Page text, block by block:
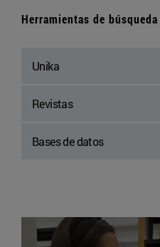
Herramientas de búsqueda
Unika
Revistas
Bases de datos